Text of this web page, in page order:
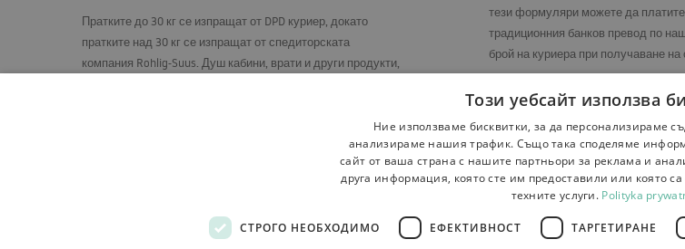
Пратките до 30 кг се изпращат от DPD куриер, докато
пратките над 30 кг се изпращат от спедиторската
компания Rohlig-Suus. Душ кабини, врати и други продукти,
тези формуляри можете да платите
традиционния банков превод по
брой на куриера при получаване на
PL28 1500 1344 1213 4008 0113 0000
За магазина Връщане на стоката и рекламации
Този уебсайт използва
Ние използваме бисквитки, за да персонализираме
анализираме нашия трафик. Също така споделяме
сайт от ваша страна с нашите партньори за реклама и
друга информация, която сте им предоставили или която
техните услуги. Polityka
СТРОГО НЕОБХОДИМО ЕФЕКТИВНОСТ ТАРГЕТИРАНЕ